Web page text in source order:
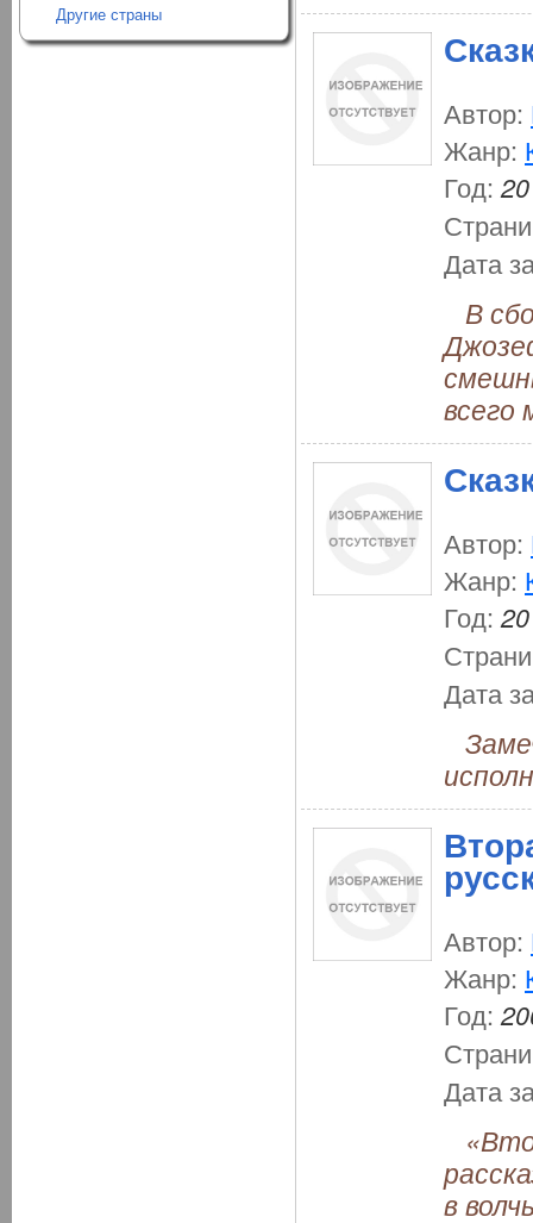
Другие страны
Автор:
Жанр:
Год:
Дата
В
всего
Автор:
Жанр:
Год:
Дата
Автор:
Жанр:
Год:
Дата
в